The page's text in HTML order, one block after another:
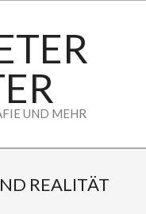
UND MEHR
REALITÄT